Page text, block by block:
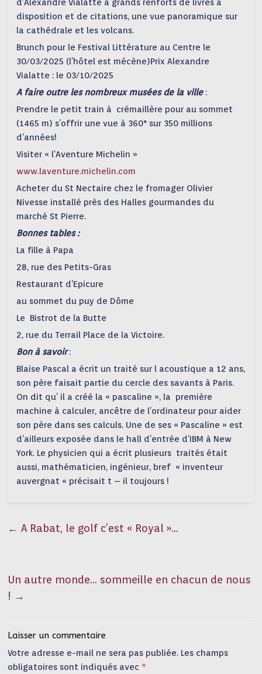
d’Alexandre Vialatte à grands renforts de livres à
disposition et de citations, une vue panoramique sur
la cathédrale et les volcans.
Brunch pour le Festival Littérature au Centre le
30/03/2025 (l’hôtel est mécène)Prix Alexandre
Vialatte : le 03/10/2025
A faire outre les nombreux musées de la ville:
Prendre le petit train à crémaillère pour au sommet
(1465 m) s’offrir une vue à 360° sur 350 millions
d’années!
Visiter « l’Aventure Michelin »
www.laventure.michelin.com
Acheter du St Nectaire chez le fromager Olivier
Nivesse installé près des Halles gourmandes du
marché St Pierre.
Bonnes tables :
La fille à Papa
28, rue des Petits-Gras
Restaurant d’Epicure
au sommet du puy de Dôme
Le Bistrot de la Butte
2, rue du Terrail Place de la Victoire.
Bon à savoir:
Blaise Pascal a écrit un traité sur l acoustique a 12 ans,
son père faisait partie du cercle des savants à Paris.
On dit qu’ il a créé la « pascaline », la première
machine à calculer, ancêtre de l’ordinateur pour aider
son père dans ses calculs. Une de ses « Pascaline » est
d’ailleurs exposée dans le hall d’entrée d’IBM à New
York. Le physicien qui a écrit plusieurs traités était
aussi, mathématicien, ingénieur, bref « inventeur
auvergnat « précisait t – il toujours !
← A Rabat, le golf c’est « Royal »…
Un autre monde… sommeille en chacun de nous
! →
Laisser un commentaire
Votre adresse e-mail ne sera pas publiée. Les champs
obligatoires sont indiqués avec *